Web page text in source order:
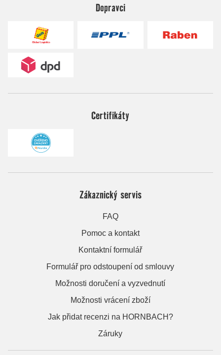
Dopravci
Certifikáty
Zákaznický servis
FAQ
Pomoc a kontakt
Kontaktní formulář
Formulář pro odstoupení od smlouvy
Možnosti doručení a vyzvednutí
Možnosti vrácení zboží
Jak přidat recenzi na HORNBACH?
Záruky